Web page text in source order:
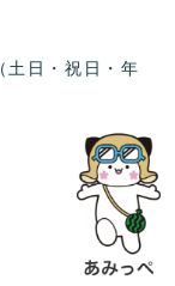
土日・祝日・年